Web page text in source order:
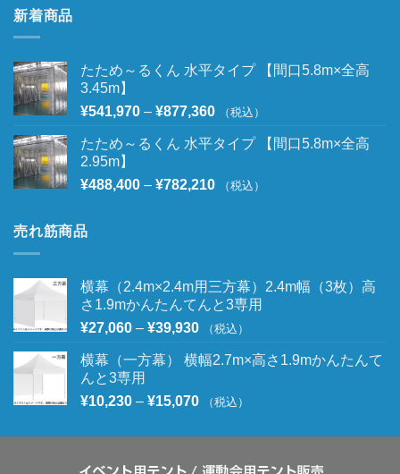
新着商品
たため～るくん 水平タイプ 【間口5.8m×全高
3.45m】
¥541,970 – ¥877,360 （税込）
たため～るくん 水平タイプ 【間口5.8m×全高
2.95m】
¥488,400 – ¥782,210 （税込）
売れ筋商品
横幕（2.4m×2.4m用三方幕）2.4m幅（3枚）高
さ1.9mかんたんてんと3専用
¥27,060 – ¥39,930 （税込）
横幕（一方幕） 横幅2.7m×高さ1.9mかんたんて
んと3専用
¥10,230 – ¥15,070 （税込）